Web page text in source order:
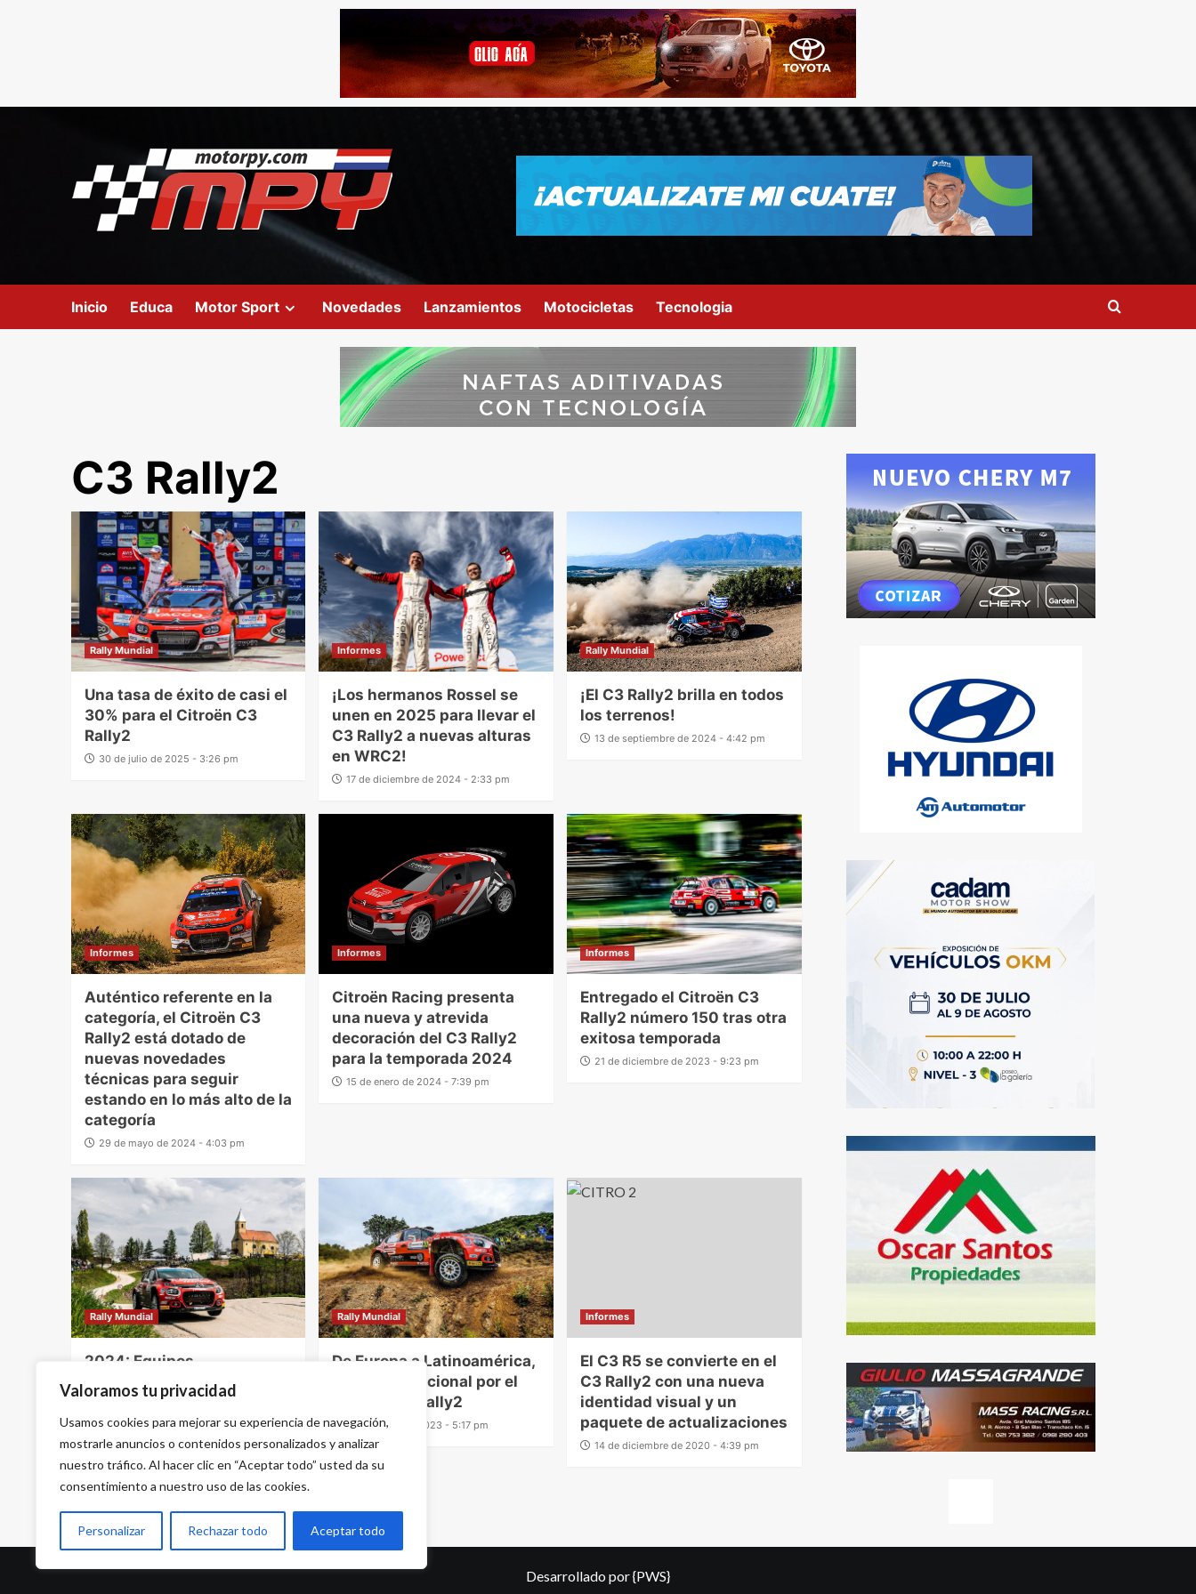
Valoramos tu privacidad
Usamos cookies para mejorar su experiencia de navegación,
mostrarle anuncios o contenidos personalizados y analizar
nuestro tráfico. Al hacer clic en “Aceptar todo” usted da su
consentimiento a nuestro uso de las cookies.
Personalizar Rechazar todo Aceptar todo
Inicio Educa Motor Sport Novedades Lanzamientos Motocicletas Tecnologia
C3 Rally2
Rally Mundial
Una tasa de éxito de casi el
30% para el Citroën C3
Rally2
30 de julio de 2025 - 3:26 pm
Informes
¡Los hermanos Rossel se
unen en 2025 para llevar el
C3 Rally2 a nuevas alturas
en WRC2!
17 de diciembre de 2024 - 2:33 pm
Rally Mundial
¡El C3 Rally2 brilla en todos
los terrenos!
13 de septiembre de 2024 - 4:42 pm
Informes
Auténtico referente en la
categoría, el Citroën C3
Rally2 está dotado de
nuevas novedades
técnicas para seguir
estando en lo más alto de la
categoría
29 de mayo de 2024 - 4:03 pm
Informes
Citroën Racing presenta
una nueva y atrevida
decoración del C3 Rally2
para la temporada 2024
15 de enero de 2024 - 7:39 pm
Informes
Entregado el Citroën C3
Rally2 número 150 tras otra
exitosa temporada
21 de diciembre de 2023 - 9:23 pm
Rally Mundial
2024: Equipos
prometedores en WRC2
con el C3 Rally2
4 de diciembre de 2023 - 8:46 pm
Rally Mundial
De Europa a Latinoamérica,
furor internacional por el
Citroën C3 Rally2
1 de agosto de 2023 - 5:17 pm
Informes
El C3 R5 se convierte en el
C3 Rally2 con una nueva
identidad visual y un
paquete de actualizaciones
14 de diciembre de 2020 - 4:39 pm
Desarrollado por{PWS}